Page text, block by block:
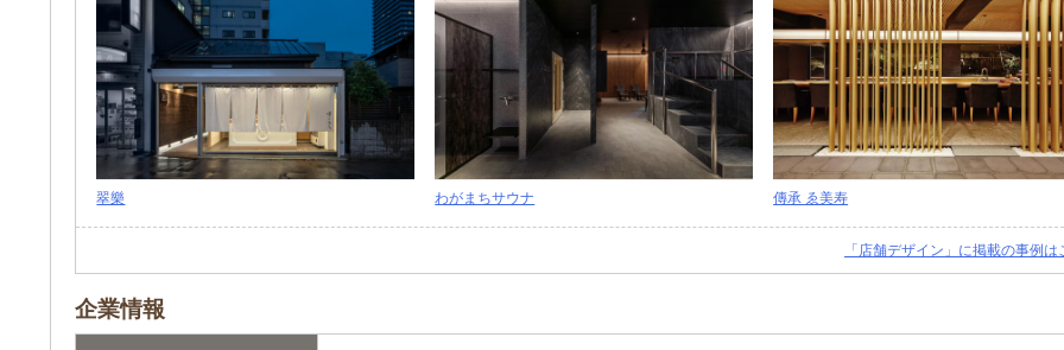
翠樂 わがまちサウナ 傳承 ゑ美寿
「店舗デザイン」に掲載の事例は
企業情報